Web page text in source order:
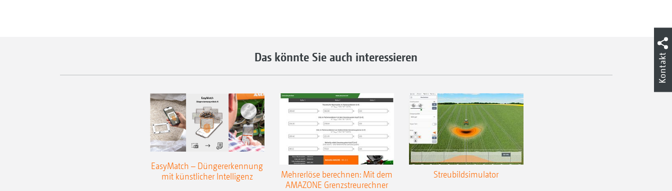
Das könnte Sie auch interessieren
EasyMatch – Düngererkennung
mit künstlicher Intelligenz
Mehrerlöse berechnen: Mit dem
AMAZONE Grenzstreurechner
Streubildsimulator
Kontakt